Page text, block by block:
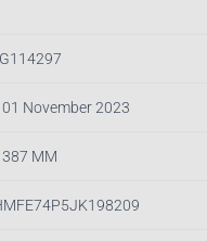
01 November 2023
MM